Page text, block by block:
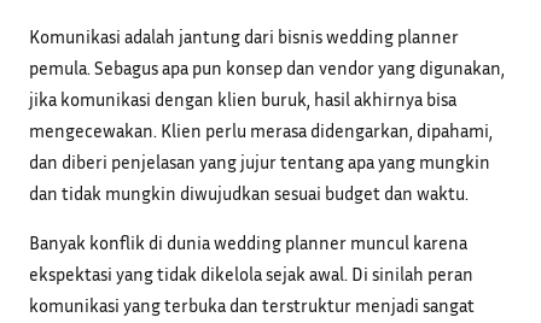
Komunikasi adalah jantung dari bisnis wedding planner
pemula. Sebagus apa pun konsep dan vendor yang digunakan,
jika komunikasi dengan klien buruk, hasil akhirnya bisa
mengecewakan. Klien perlu merasa didengarkan, dipahami,
dan diberi penjelasan yang jujur tentang apa yang mungkin
dan tidak mungkin diwujudkan sesuai budget dan waktu.
Banyak konflik di dunia wedding planner muncul karena
ekspektasi yang tidak dikelola sejak awal. Di sinilah peran
komunikasi yang terbuka dan terstruktur menjadi sangat